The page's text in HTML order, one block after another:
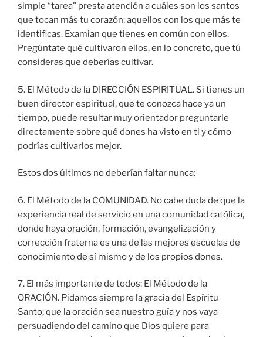
simple “tarea” presta atención a cuáles son los santos
que tocan más tu corazón; aquellos con los que más te
identificas. Examian que tienes en común con ellos.
Pregúntate qué cultivaron ellos, en lo concreto, que tú
consideras que deberías cultivar.
5. El Método de la DIRECCIÓN ESPIRITUAL. Si tienes un
buen director espiritual, que te conozca hace ya un
tiempo, puede resultar muy orientador preguntarle
directamente sobre qué dones ha visto en ti y cómo
podrías cultivarlos mejor.
Estos dos últimos no deberían faltar nunca:
6. El Método de la COMUNIDAD. No cabe duda de que la
experiencia real de servicio en una comunidad católica,
donde haya oración, formación, evangelización y
corrección fraterna es una de las mejores escuelas de
conocimiento de sí mismo y de los propios dones.
7. El más importante de todos: El Método de la
ORACIÓN. Pidamos siempre la gracia del Espíritu
Santo; que la oración sea nuestro guía y nos vaya
persuadiendo del camino que Dios quiere para